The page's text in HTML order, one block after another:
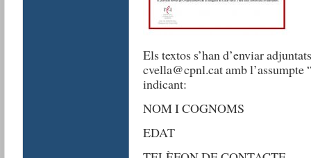
Els textos s’han d’enviar
cvella@cpnl.cat amb l’assumpte
indicant:
NOM I COGNOMS
EDAT